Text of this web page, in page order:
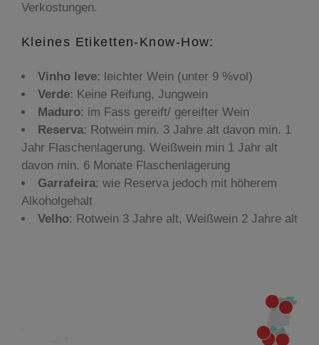
Verkostungen.
Kleines Etiketten-Know-How:
Vinho leve: leichter Wein (unter 9 %vol)
Verde: Keine Reifung, Jungwein
Maduro: im Fass gereift/ gereifter Wein
Reserva: Rotwein min. 3 Jahre alt davon min. 1
Jahr Flaschenlagerung. Weißwein min 1 Jahr alt
davon min. 6 Monate Flaschenlagerung
Garrafeira: wie Reserva jedoch mit höherem
Alkoholgehalt
Velho: Rotwein 3 Jahre alt, Weißwein 2 Jahre alt